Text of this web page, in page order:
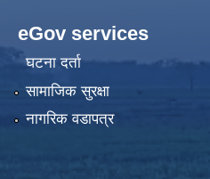
eGov services
घटना दर्ता
सामाजिक सुरक्षा
नागरिक वडापत्र